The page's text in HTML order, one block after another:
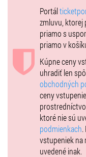
Portál
zmluvu, ktorej
priamo s
priamo v
Kúpne ceny
uhradiť len
obchodných
ceny
ktoré nie sú
podmienkach.
vstupeniek na
uvedené inak.